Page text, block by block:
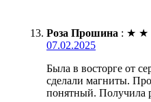
Роза Прошина : ★ ★
07.02.2025
Была в восторге от
сделали магниты.
понятный. Получила